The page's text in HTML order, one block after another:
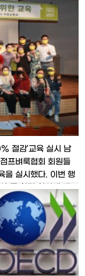
강사의 쓰레기 2
시장
절감’교육 실시 남
프벼룩협회 회원들
을 실시했다. 이번 행
』중 환경 혁신에 대
속 강사의 쓰레기 2
시장